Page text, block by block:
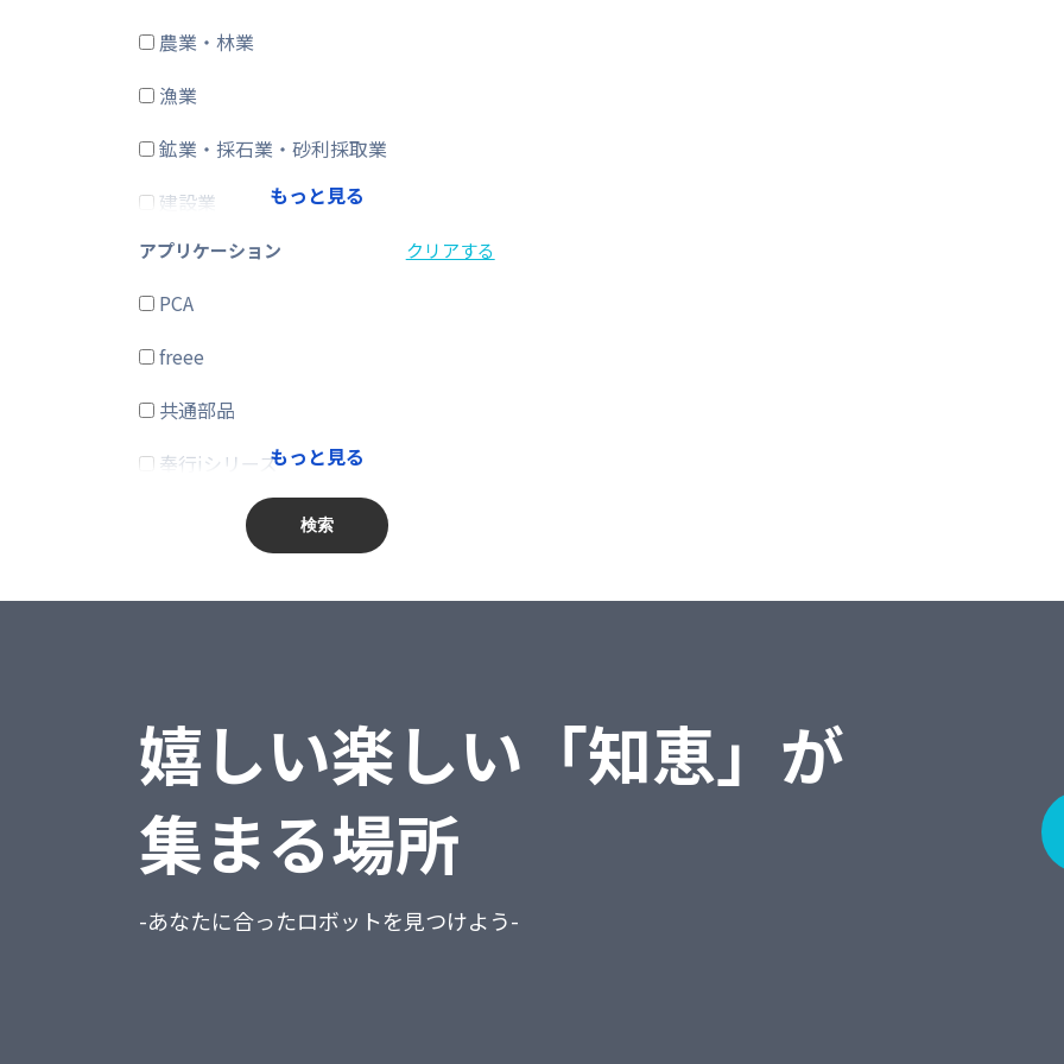
CRM・SFA
ERP
在庫購買
その他
農業・林業
漁業
鉱業・採石業・砂利採取業
建設業
製造業
電気・ガス・熱供給・水道業
情報通信業
運輸業、郵便業
卸売業、小売業
金融業、保険業
生活関連サービス業・娯楽業
教育、学習支援業
医療、福祉
もっと見る
アプリケーション クリアする
PCA
freee
共通部品
奉行iシリーズ
就業奉行
人事奉行
PCA商魂DX
もっと見る
検索
嬉しい楽しい「知恵」が
集まる場所
-あなたに合ったロボットを見つけよう-